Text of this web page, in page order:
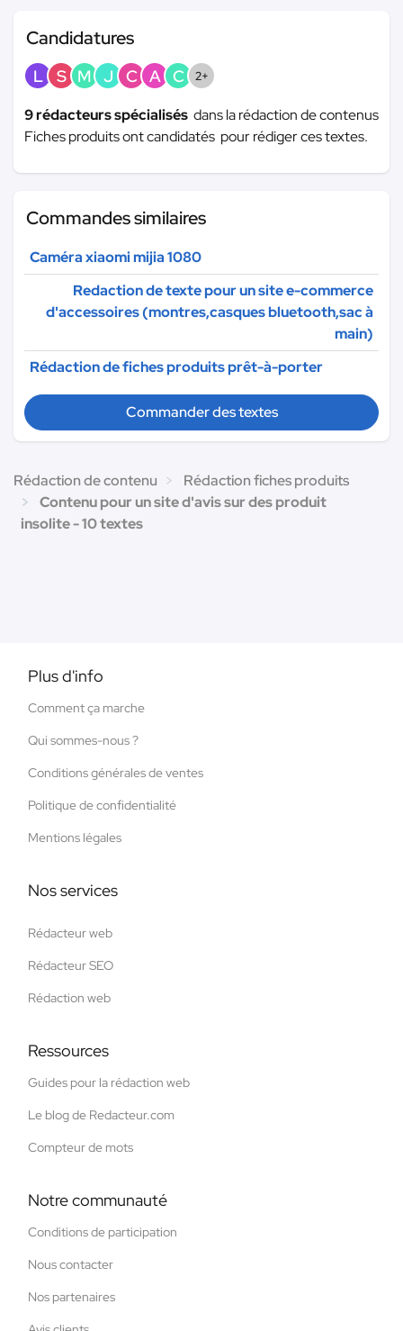
Candidatures
L S M J C A C 2+
9 rédacteurs spécialisés dans la rédaction de contenus
Fiches produits ont candidatés pour rédiger ces textes.
Commandes similaires
Caméra xiaomi mijia 1080
Redaction de texte pour un site e-commerce
d'accessoires (montres,casques bluetooth,sac à
main)
Rédaction de fiches produits prêt-à-porter
Commander des textes
Rédaction de contenu
Rédaction fiches produits
Contenu pour un site d'avis sur des produit
insolite - 10 textes
Plus d'info
Comment ça marche
Qui sommes-nous ?
Conditions générales de ventes
Politique de confidentialité
Mentions légales
Nos services
Rédacteur web
Rédacteur SEO
Rédaction web
Ressources
Guides pour la rédaction web
Le blog de Redacteur.com
Compteur de mots
Notre communauté
Conditions de participation
Nous contacter
Nos partenaires